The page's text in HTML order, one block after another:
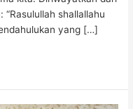
“Rasulullah shallallahu
yang […]